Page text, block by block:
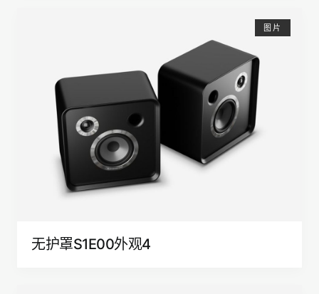
图片
无护罩S1E00外观4